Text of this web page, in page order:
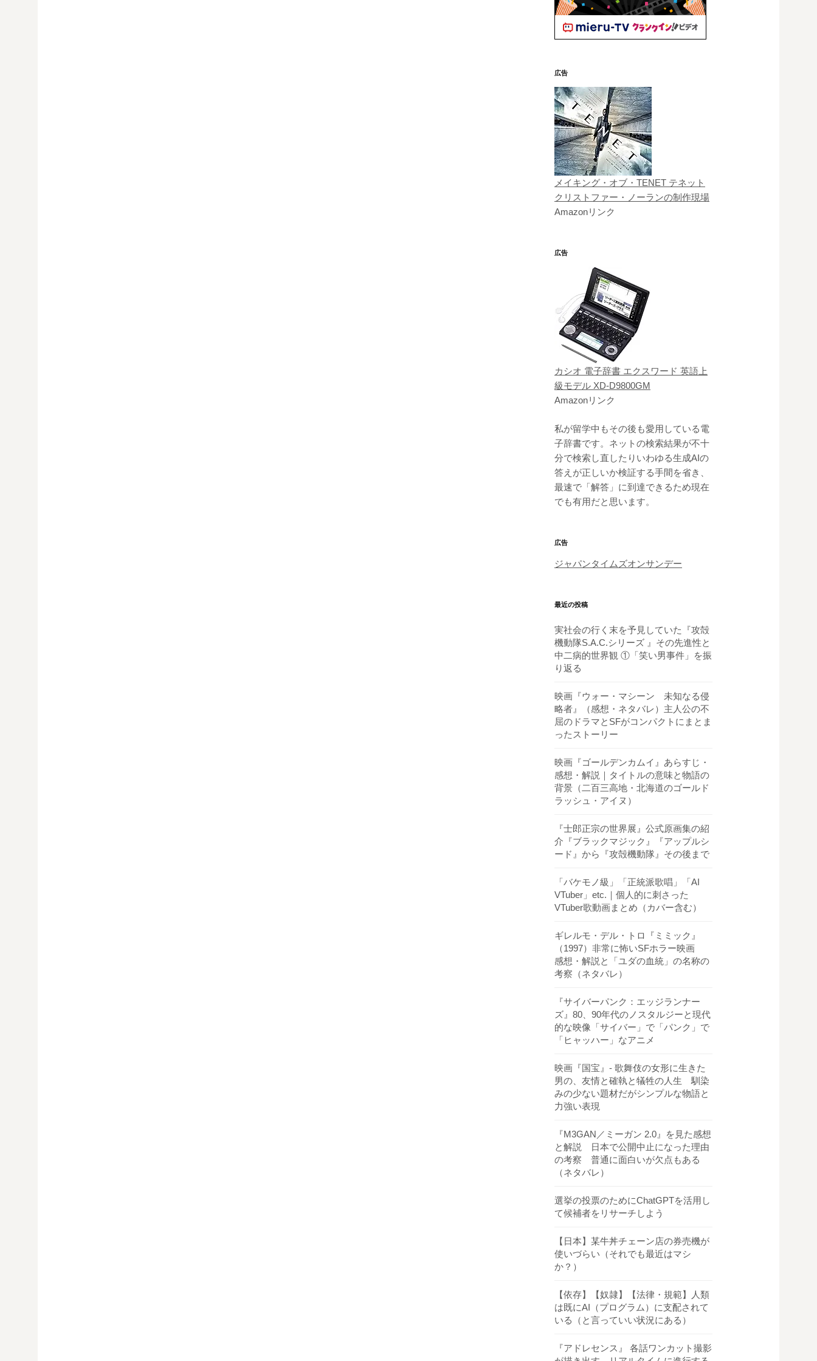
広告
メイキング・オブ・TENET テネット
クリストファー・ノーランの制作現場
Amazonリンク
広告
カシオ 電子辞書 エクスワード 英語上
級モデル XD-D9800GM
Amazonリンク
私が留学中もその後も愛用している電
子辞書です。ネットの検索結果が不十
分で検索し直したりいわゆる生成AIの
答えが正しいか検証する手間を省き、
最速で「解答」に到達できるため現在
でも有用だと思います。
広告
ジャパンタイムズオンサンデー
最近の投稿
実社会の行く末を予見していた『攻殻
機動隊S.A.C.シリーズ 』その先進性と
中二病的世界観 ①「笑い男事件」を振
り返る
映画『ウォー・マシーン 未知なる侵
略者』（感想・ネタバレ）主人公の不
屈のドラマとSFがコンパクトにまとま
ったストーリー
映画『ゴールデンカムイ』あらすじ・
感想・解説｜タイトルの意味と物語の
背景（二百三高地・北海道のゴールド
ラッシュ・アイヌ）
『士郎正宗の世界展』公式原画集の紹
介『ブラックマジック』『アップルシ
ード』から『攻殻機動隊』その後まで
「バケモノ級」「正統派歌唱」「AI
VTuber」etc.｜個人的に刺さった
VTuber歌動画まとめ（カバー含む）
ギレルモ・デル・トロ『ミミック』
（1997）非常に怖いSFホラー映画
感想・解説と「ユダの血統」の名称の
考察（ネタバレ）
『サイバーパンク：エッジランナー
ズ』80、90年代のノスタルジーと現代
的な映像「サイバー」で「パンク」で
「ヒャッハー」なアニメ
映画『国宝』- 歌舞伎の女形に生きた
男の、友情と確執と犠牲の人生 馴染
みの少ない題材だがシンプルな物語と
力強い表現
『M3GAN／ミーガン 2.0』を見た感想
と解説 日本で公開中止になった理由
の考察 普通に面白いが欠点もある
（ネタバレ）
選挙の投票のためにChatGPTを活用し
て候補者をリサーチしよう
【日本】某牛丼チェーン店の券売機が
使いづらい（それでも最近はマシ
か？）
【依存】【奴隷】【法律・規範】人類
は既にAI（プログラム）に支配されて
いる（と言っていい状況にある）
『アドレセンス』 各話ワンカット撮影